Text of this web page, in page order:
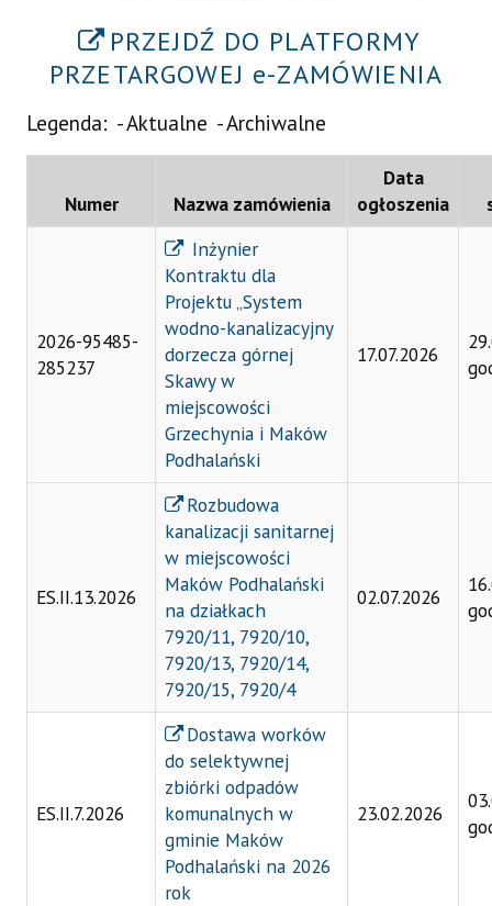
PRZEJDŹ DO PLATFORMY
PRZETARGOWEJ e-ZAMÓWIENIA
Legenda: - Aktualne - Archiwalne
Numer Nazwa zamówienia
Data
ogłoszenia
2026-95485-
285237
Inżynier
Kontraktu dla
Projektu „System
wodno-kanalizacyjny
dorzecza górnej
Skawy w
miejscowości
Grzechynia i Maków
Podhalański
17.07.2026
ES.II.13.2026
Rozbudowa
kanalizacji sanitarnej
w miejscowości
Maków Podhalański
na działkach
7920/11, 7920/10,
7920/13, 7920/14,
7920/15, 7920/4
02.07.2026
ES.II.7.2026
Dostawa worków
do selektywnej
zbiórki odpadów
komunalnych w
gminie Maków
Podhalański na 2026
rok
23.02.2026